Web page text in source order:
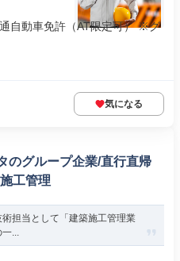
自動車免許（AT限定可） ※グ
気になる
のグループ企業/直行直帰
工管理
担当として「建築施工管理業
...